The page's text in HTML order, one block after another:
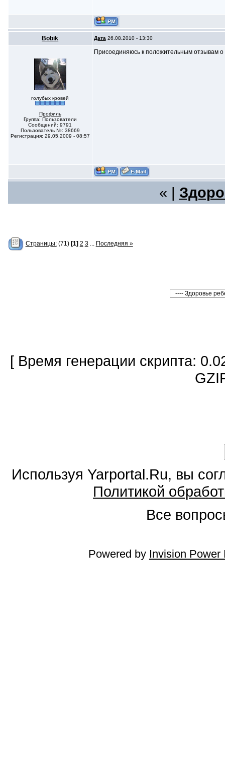
Bobik Дата 26.08.2010 - 13:30
голубых кровей
Профиль
Группа: Пользователи
Сообщений: 9791
Пользователь №: 38669
Регистрация: 29.05.2009 - 08:57
Присоединяюсь к положительным отзывам о
« |
Страницы:(71) [1] 2 3... Последняя »
[ Время генерации скрипта:
Используя Yarportal.Ru, вы
Политикой
Все
Powered by Invision Power